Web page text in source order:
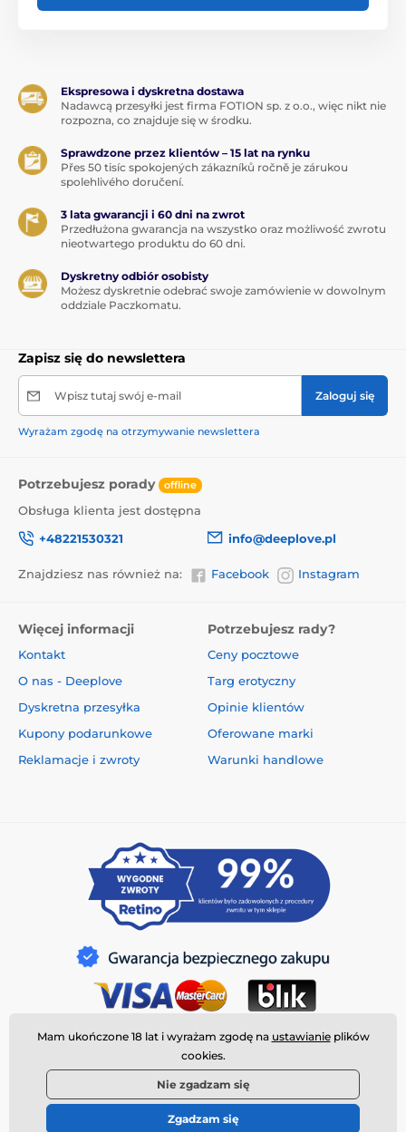
Ekspresowa i dyskretna dostawa
Nadawcą przesyłki jest firma FOTION sp. z o.o., więc nikt nie
rozpozna, co znajduje się w środku.
Sprawdzone przez klientów – 15 lat na rynku
Přes 50 tisíc spokojených zákazníků ročně je zárukou
spolehlivého doručení.
3 lata gwarancji i 60 dni na zwrot
Przedłużona gwarancja na wszystko oraz możliwość zwrotu
nieotwartego produktu do 60 dni.
Dyskretny odbiór osobisty
Możesz dyskretnie odebrać swoje zamówienie w dowolnym
oddziale Paczkomatu.
Zapisz się do newslettera
Wpisz tutaj swój e-mail Zaloguj się
Wyrażam zgodę na otrzymywanie newslettera
Potrzebujesz porady offline
Obsługa klienta jest dostępna
+48221530321
info@deeplove.pl
Znajdziesz nas również na: Facebook Instagram
Więcej informacji
Kontakt
O nas - Deeplove
Dyskretna przesyłka
Kupony podarunkowe
Reklamacje i zwroty
Potrzebujesz rady?
Ceny pocztowe
Targ erotyczny
Opinie klientów
Oferowane marki
Warunki handlowe
© 2026 www.deeplove.pl ⦁ Utworzono e-sklep
Mam ukończone 18 lat i wyrażam zgodę na ustawianieplików
cookies.
Nie zgadzam się
Zgadzam się